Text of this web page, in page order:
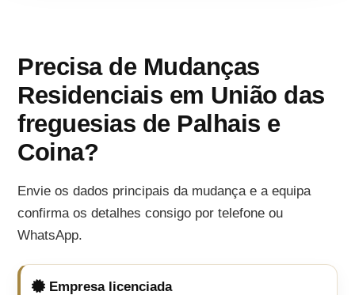
Precisa de Mudanças
Residenciais em União das
freguesias de Palhais e
Coina?
Envie os dados principais da mudança e a equipa
confirma os detalhes consigo por telefone ou
WhatsApp.
Empresa licenciada